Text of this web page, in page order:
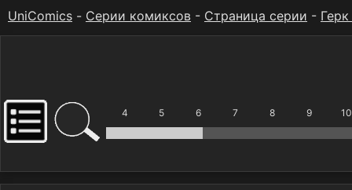
UniComics - Серии комиксов - Страница серии -
4 5 6 7 8 9 10